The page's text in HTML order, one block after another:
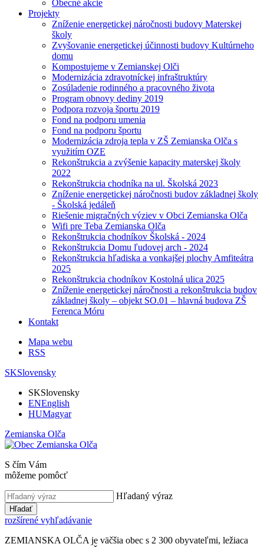
Obecné akcie
Projekty
Zníženie energetickej náročnosti budovy Materskej
školy
Zvyšovanie energetickej účinnosti budovy Kultúrneho
domu
Kompostujeme v Zemianskej Olči
Modernizácia zdravotníckej infraštruktúry
Zosúladenie rodinného a pracovného života
Program obnovy dediny 2019
Podpora rozvoja športu 2019
Fond na podporu umenia
Fond na podporu športu
Modernizácia zdroja tepla v ZŠ Zemianska Olča s
využitím OZE
Rekonštrukcia a zvýšenie kapacity materskej školy
2022
Rekonštrukcia chodníka na ul. Školská 2023
Zníženie energetickej náročnosti budov základnej školy
- Školská jedáleň
Riešenie migračných výziev v Obci Zemianska Olča
Wifi pre Teba Zemianska Olča
Rekonštrukcia chodníkov Školská - 2024
Rekonštrukcia Domu ľudovej arch - 2024
Rekonštrukcia hľadiska a vonkajšej plochy Amfiteátra
2025
Rekonštrukcia chodníkov Kostolná ulica 2025
Zníženie energetickej náročnosti a rekonštrukcia budov
základnej školy – objekt SO.01 – hlavná budova ZŠ
Ferenca Móru
Kontakt
Mapa webu
RSS
SKSlovensky
SKSlovensky
ENEnglish
HUMagyar
Zemianska Olča
S čím Vám
môžeme pomôcť
Hľadaný výraz
Hľadať
rozšírené vyhľadávanie
ZEMIANSKA OLČA je väčšia obec s 2 300 obyvateľmi, ležiaca